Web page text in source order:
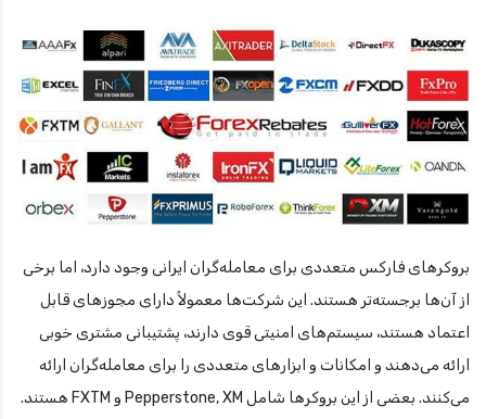
بروکرهای فارکس متعددی برای معامله‌گران ایرانی وجود دارد، اما برخی
از آن‌ها برجسته‌تر هستند. این شرکت‌ها معمولاً دارای مجوزهای قابل
اعتماد هستند، سیستم‌های امنیتی قوی دارند، پشتیبانی مشتری خوبی
ارائه می‌دهند و امکانات و ابزارهای متعددی را برای معامله‌گران ارائه
می‌کنند. بعضی از این بروکرها شامل Pepperstone, XM و FXTM هستند.